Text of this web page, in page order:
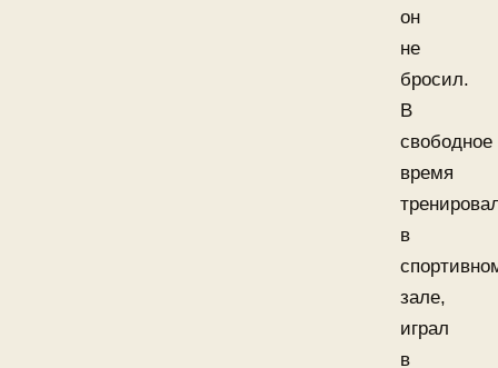
он
не
бросил.
В
свободное
время
в
зале,
играл
в